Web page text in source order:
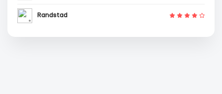
Randstad